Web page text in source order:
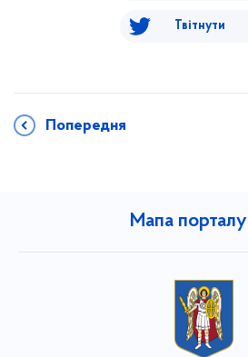
Твітнути
Попередня
Мапа порталу